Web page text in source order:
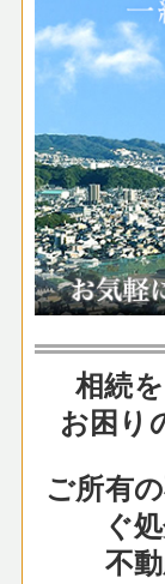
相続
お困り
ご所有
ぐ
不